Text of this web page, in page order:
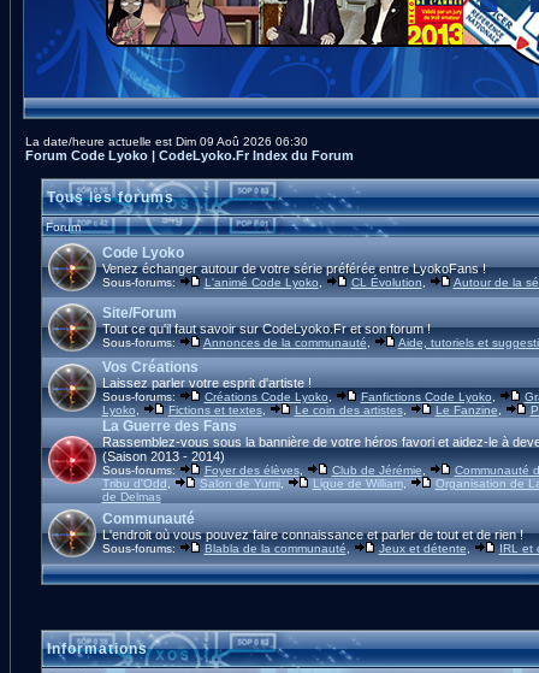
La date/heure actuelle est Dim 09 Aoû 2026 06:30
Forum Code Lyoko | CodeLyoko.Fr Index du Forum
Tous les forums
Forum
Code Lyoko
Venez échanger autour de votre série préférée entre LyokoFans !
Sous-forums: L'animé Code Lyoko, CL Évolution Autour de la
Site/Forum
Tout ce qu'il faut savoir sur CodeLyoko.Fr et son forum !
Sous-forums: Annonces de la communauté, Aide, tutoriels et
Vos Créations
Laissez parler votre esprit d'artiste !
Sous-forums: Créations Code Lyoko, Fanfictions Code Lyoko,
Lyoko, Fictions et textes, Le coin des artistes, Le Fanzine
La Guerre des Fans
Rassemblez-vous sous la bannière de votre héros favori et aidez-le à
(Saison 2013 - 2014)
Sous-forums: Foyer des élèves, Club de Jérémie
Communauté
Tribu d'Odd
Salon de Yumi, Ligue de William,
Organisation de
de Delmas
Communauté
L'endroit où vous pouvez faire connaissance et parler de tout et de rien !
Sous-forums: Blabla de la communauté, Jeux et détente, IRL et
Informations